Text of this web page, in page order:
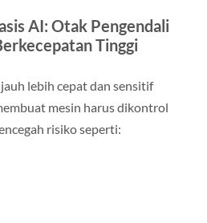
AI: Otak Pengendali
Tinggi
lebih cepat dan sensitif
mesin harus dikontrol
risiko seperti: